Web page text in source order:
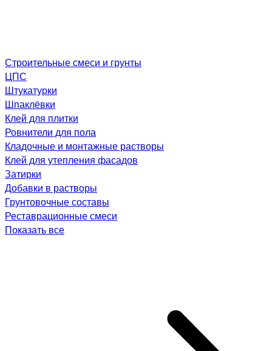
Строительные смеси и грунты
ЦПС
Штукатурки
Шпаклёвки
Клей для плитки
Ровнители для пола
Кладочные и монтажные растворы
Клей для утепления фасадов
Затирки
Добавки в растворы
Грунтовочные составы
Реставрационные смеси
Показать все